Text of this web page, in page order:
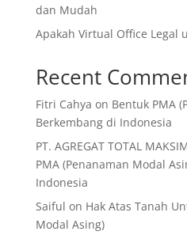
dan Mudah
Apakah Virtual Office Legal
Recent
Fitri Cahya on Bentuk PMA
Berkembang di Indonesia
PT. AGREGAT TOTAL
PMA (Penanaman Modal
Indonesia
Saiful on Hak Atas Tanah
Modal Asing)